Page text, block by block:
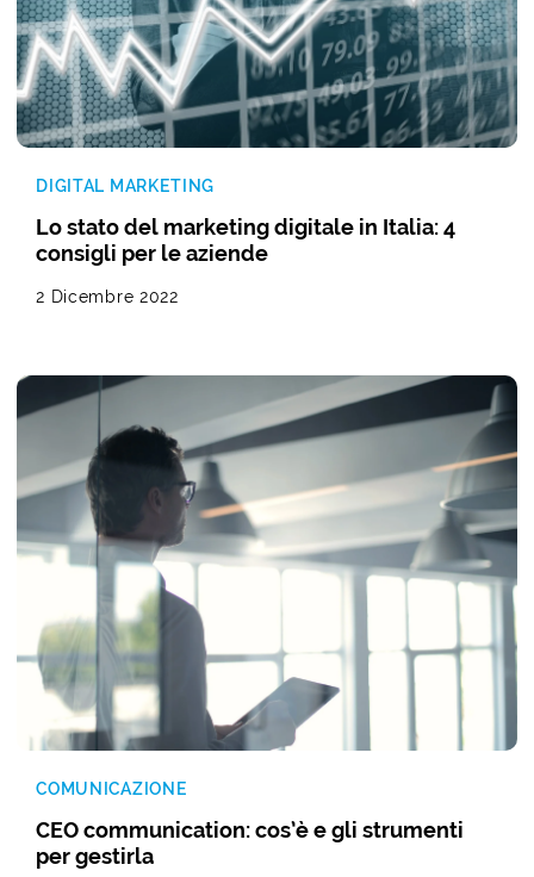
DIGITAL MARKETING
Lo stato del marketing digitale in Italia: 4
consigli per le aziende
2 Dicembre 2022
COMUNICAZIONE
CEO communication: cos’è e gli strumenti
per gestirla